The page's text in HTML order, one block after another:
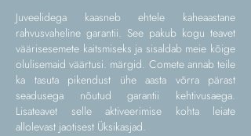
Juveelidega kaasneb ehtele kaheaastane
rahvusvaheline garantii. See pakub kogu teavet
väärisesemete kaitsmiseks ja sisaldab meie kõige
olulisemaid väärtusi. märgid. Comete annab teile
ka tasuta pikendust ühe aasta võrra pärast
seadusega nõutud garantii kehtivusaega.
Lisateavet selle aktiveerimise kohta leiate
allolevast jaotisest Üksikasjad.